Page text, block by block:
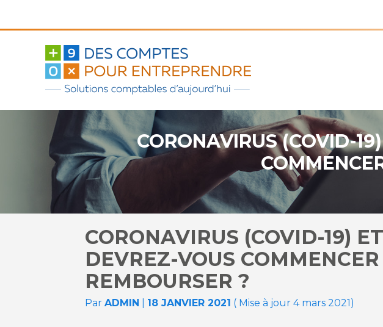
au
contenu
CORONAVIRUS (COVID-
CORONAVIRUS (COVID-19)
DEVREZ-VOUS
REMBOURSER ?
ParADMIN 18 JANVIER 2021 ( Mise à jour 4 mars 2021)